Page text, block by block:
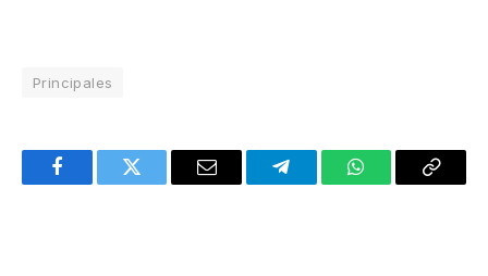
Principales
FacebookTwitter Email TelegramWhatsAppCopy